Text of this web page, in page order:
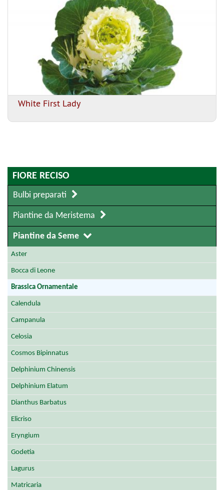
FIORE RECISO
Bulbi preparati
Piantine da Meristema
Piantine da Seme
Aster
Bocca di Leone
Brassica Ornamentale
Calendula
Campanula
Celosia
Cosmos Bipinnatus
Delphinium Chinensis
Delphinium Elatum
Dianthus Barbatus
Elicriso
Eryngium
Godetia
Lagurus
Matricaria
White First Lady